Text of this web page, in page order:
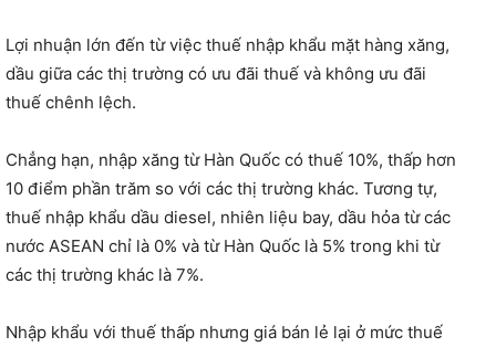
Lợi nhuận lớn đến từ việc thuế nhập khẩu mặt hàng xăng,
dầu giữa các thị trường có ưu đãi thuế và không ưu đãi
thuế chênh lệch.
Chẳng hạn, nhập xăng từ Hàn Quốc có thuế 10%, thấp hơn
10 điểm phần trăm so với các thị trường khác. Tương tự,
thuế nhập khẩu dầu diesel, nhiên liệu bay, dầu hỏa từ các
nước ASEAN chỉ là 0% và từ Hàn Quốc là 5% trong khi từ
các thị trường khác là 7%.
Nhập khẩu với thuế thấp nhưng giá bán lẻ lại ở mức thuế